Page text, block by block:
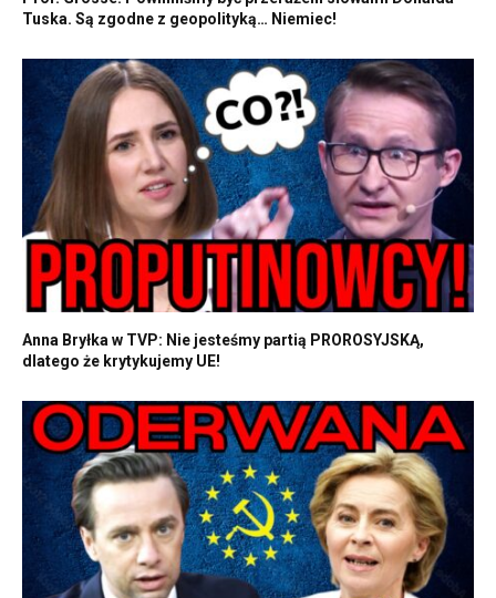
Tuska. Są zgodne z geopolityką… Niemiec!
Anna Bryłka w TVP: Nie jesteśmy partią PROROSYJSKĄ,
dlatego że krytykujemy UE!